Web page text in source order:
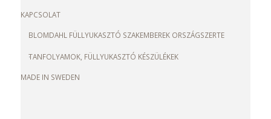
KAPCSOLAT
BLOMDAHL FÜLLYUKASZTÓ SZAKEMBEREK ORSZÁGSZERTE
TANFOLYAMOK, FÜLLYUKASZTÓ KÉSZÜLÉKEK
MADE IN SWEDEN